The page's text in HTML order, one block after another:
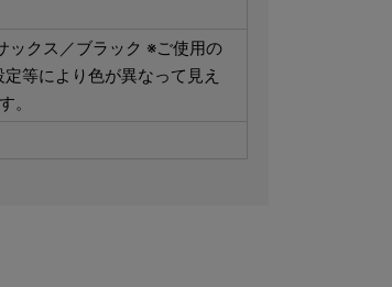
クス／ブラック ※ご使用の
等により色が異なって見え
。